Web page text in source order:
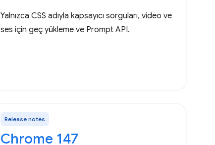
Yalnızca CSS adıyla kapsayıcı sorguları, video ve
ses için geç yükleme ve Prompt API.
Release notes
Chrome 147